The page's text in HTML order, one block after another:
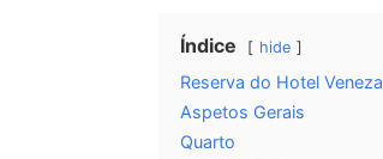
Índice hide
Reserva do Hotel Veneza
Aspetos Gerais
Quarto